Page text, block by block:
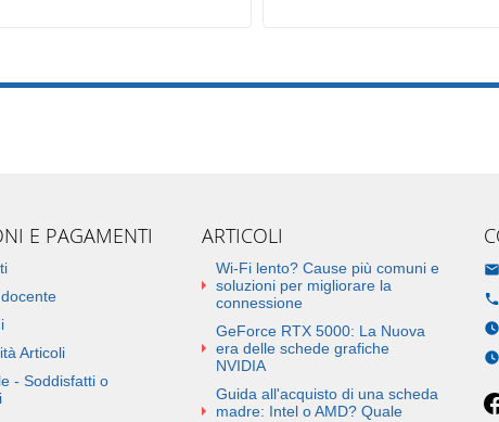
E PAGAMENTI
Articoli
- Soddisfatti o
ARTICOLI
Wi-Fi lento? Cause più comuni e
soluzioni per migliorare la
connessione
GeForce RTX 5000: La Nuova
era delle schede grafiche
NVIDIA
Guida all'acquisto di una scheda
madre: Intel o AMD? Quale